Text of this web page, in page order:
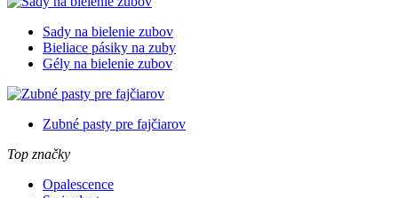
Sady na bielenie zubov
Bieliace pásiky na zuby
Gély na bielenie zubov
Zubné pasty pre fajčiarov
Top značky
Opalescence